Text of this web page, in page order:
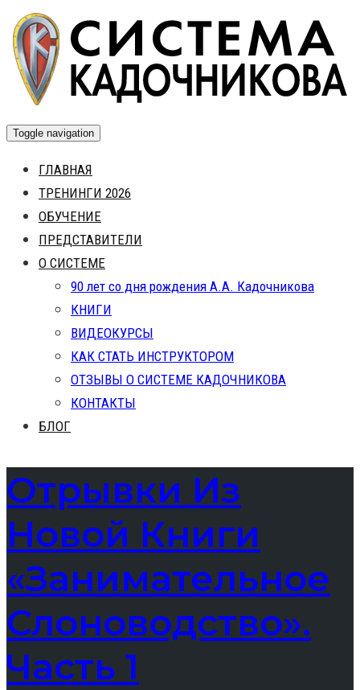
Skip
to
content
Toggle navigation
ГЛАВНАЯ
ТРЕНИНГИ 2026
ОБУЧЕНИЕ
ПРЕДСТАВИТЕЛИ
О СИСТЕМЕ
90 лет со дня рождения А.А. Кадочникова
КНИГИ
ВИДЕОКУРСЫ
КАК СТАТЬ ИНСТРУКТОРОМ
ОТЗЫВЫ О СИСТЕМЕ КАДОЧНИКОВА
КОНТАКТЫ
БЛОГ
Отрывки Из
Новой Книги
«Занимательное
Слоноводство».
Часть 1